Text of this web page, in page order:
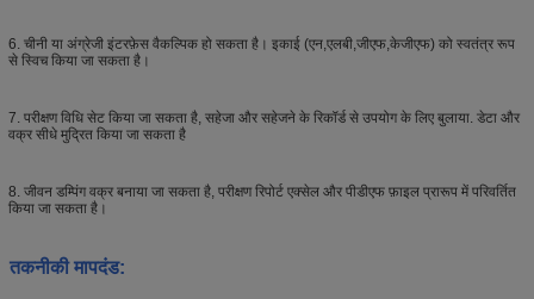
6. चीनी या अंग्रेजी इंटरफ़ेस वैकल्पिक हो सकता है। इकाई (एन,एलबी,जीएफ,केजीएफ) को स्वतंत्र रूप
से स्विच किया जा सकता है।
7. परीक्षण विधि सेट किया जा सकता है, सहेजा और सहेजने के रिकॉर्ड से उपयोग के लिए बुलाया. डेटा और
वक्र सीधे मुद्रित किया जा सकता है
8. जीवन डम्पिंग वक्र बनाया जा सकता है, परीक्षण रिपोर्ट एक्सेल और पीडीएफ फ़ाइल प्रारूप में परिवर्तित
किया जा सकता है।
तकनीकी मापदंड: